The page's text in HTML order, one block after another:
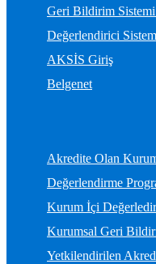
Geri Bildirim
Değerlendirici
AKSİS Giriş
Belgenet
Akredite Olan
Değerlendirme
Kurum İçi
Kurumsal Geri
Yetkilendirilen